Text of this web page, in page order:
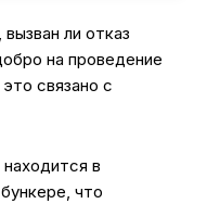
ли отказ
на проведение
связано с
в
что